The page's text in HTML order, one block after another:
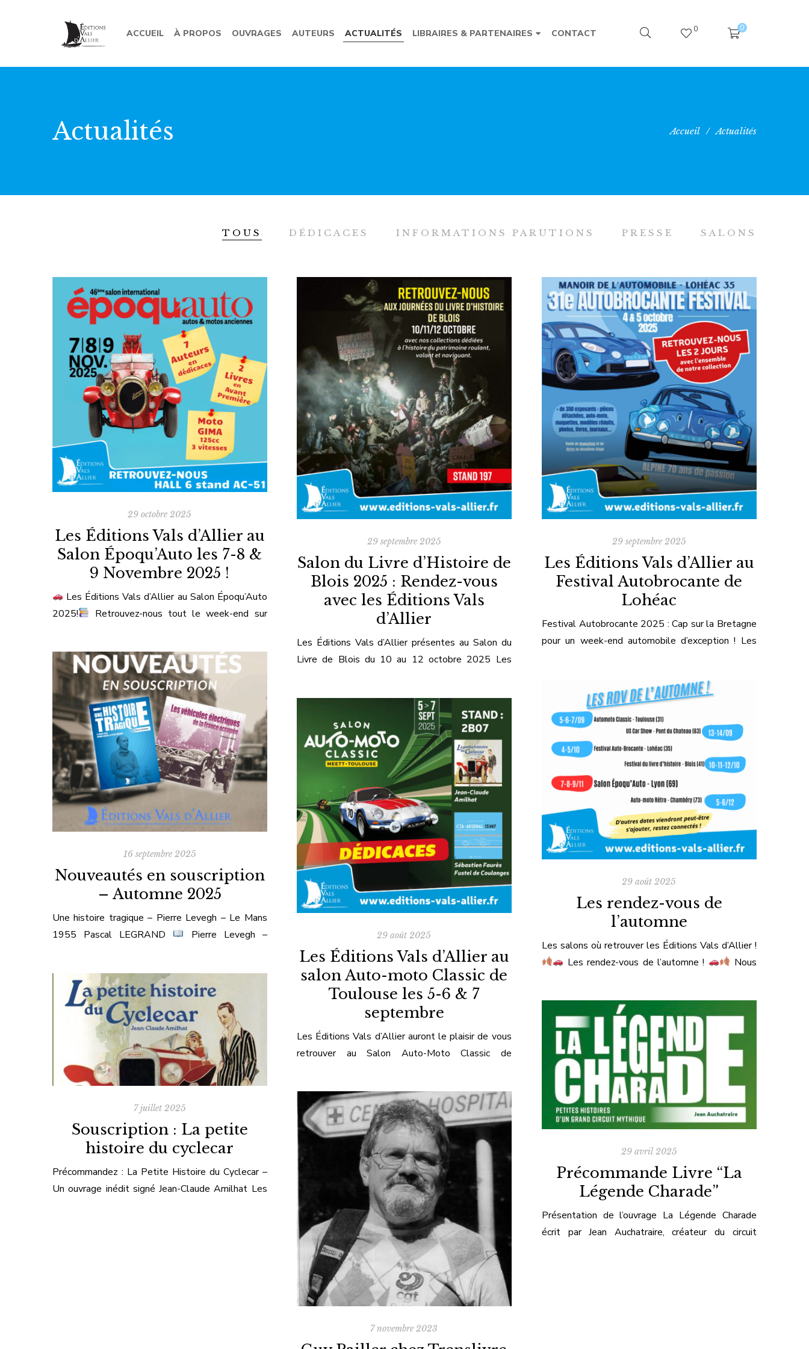
ACCUEIL À PROPOS OUVRAGES AUTEURS ACTUALITÉS LIBRAIRES & PARTENAIRES CONTACT 0 0
Actualités Accueil / Actualités
TOUS DÉDICACES INFORMATIONS PARUTIONS PRESSE SALONS
29 octobre 2025
Les Éditions Vals d’Allier au
Salon Époqu’Auto les 7-8 &
9 Novembre 2025 !
Les Éditions Vals d’Allier au Salon Époqu’Auto
2025!
Retrouvez-nous tout le week-end sur
Levegh » – Le pilote maudit de Pascal Legrand
Les véhicules électriques de la France occupée
d’Emmanuel Cardoux Et venez rencontrer nos 7
auteurs […]
29 septembre 2025
Salon du Livre d’Histoire de
Blois 2025 : Rendez-vous
avec les Éditions Vals
d’Allier
Les Éditions Vals d’Allier présentes au Salon du
Livre de Blois du 10 au 12 octobre 2025 Les
notre présence aux Journées du Livre d’Histoire de
Blois, du 10 au 12 octobre 2025, sur le stand
n°197. Événement de référence pour tous […]
29 septembre 2025
Les Éditions Vals d’Allier au
Festival Autobrocante de
Lohéac
Festival Autobrocante 2025 : Cap sur la Bretagne
pour un week-end automobile d’exception ! Les
4 & 5 octobre 2025. Ce rendez-vous breton,
devenu incontournable pour tous les amateurs
d’automobile ancienne, nous offre l’occasion de
rencontrer nos lecteurs dans un cadre
exceptionnel. Notre […]
16 septembre 2025
Nouveautés en souscription
– Automne 2025
Une histoire tragique – Pierre Levegh – Le Mans
1955 Pascal LEGRAND
Pierre Levegh –
saisissante de Pierre Bouillin, dit Pierre Levegh,
pilote maudit des années 1950.Son destin
tragique se dessine en trois actes : En cette année
2025, marquant le […]
29 août 2025
Les rendez-vous de
l’automne
Les salons où retrouver les Éditions Vals d’Allier !
Les rendez-vous de l’automne !
Nous
mécaniques et de l’histoire.
Venez nous
rencontrer, échanger et faire dédicacer vos livres
lors de ces rendez-vous incontournables :
5, 6
et 7 septembre – […]
29 août 2025
Les Éditions Vals d’Allier au
salon Auto-moto Classic de
Toulouse les 5-6 & 7
septembre
Les Éditions Vals d’Allier auront le plaisir de vous
retrouver au Salon Auto-Moto Classic de
auteurs seront présents pour dédicacer leurs
ouvrages : Jean-Claude Amilhat – La petite
histoire du cyclecar, l’ouvrage événement qui
retrace l’épopée des petites […]
7 juillet 2025
Souscription : La petite
histoire du cyclecar
Précommandez : La Petite Histoire du Cyclecar –
Un ouvrage inédit signé Jean-Claude Amilhat Les
29 avril 2025
Précommande Livre “La
Légende Charade”
Présentation de l’ouvrage La Légende Charade
écrit par Jean Auchatraire, créateur du circuit
7 novembre 2023